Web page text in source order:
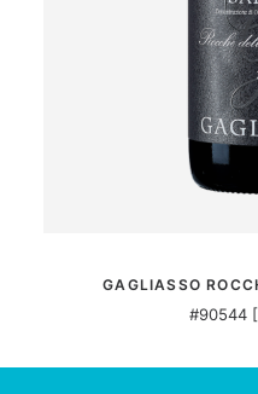
GAGLIASSO
#90544